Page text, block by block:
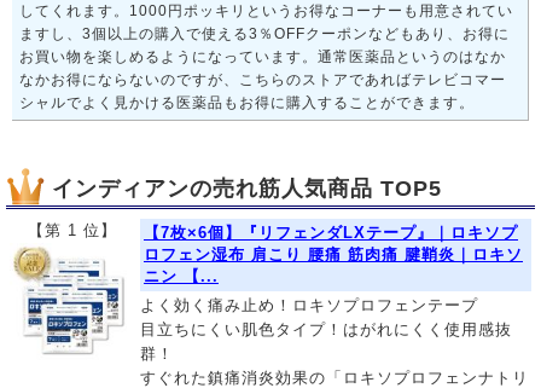
してくれます。1000円ポッキリというお得なコーナーも用意されてい
ますし、3個以上の購入で使える3％OFFクーポンなどもあり、お得に
お買い物を楽しめるようになっています。通常医薬品というのはなか
なかお得にならないのですが、こちらのストアであればテレビコマー
シャルでよく見かける医薬品もお得に購入することができます。
インディアンの売れ筋人気商品 TOP5
【第 1 位】
【7枚×6個】『リフェンダLXテープ』｜ロキソプ
ロフェン湿布 肩こり 腰痛 筋肉痛 腱鞘炎｜ロキソ
ニン 【...
よく効く痛み止め！ロキソプロフェンテープ
目立ちにくい肌色タイプ！はがれにくく使用感抜
群！
すぐれた鎮痛消炎効果の「ロキソプロフェンナトリ